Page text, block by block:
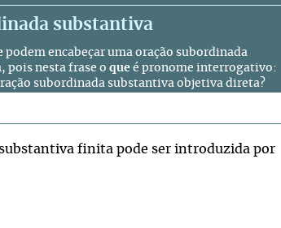
substantiva
podem encabeçar uma oração subordinada
pois nesta frase o que é pronome interrogativo:
subordinada substantiva objetiva direta?
finita pode ser introduzida por